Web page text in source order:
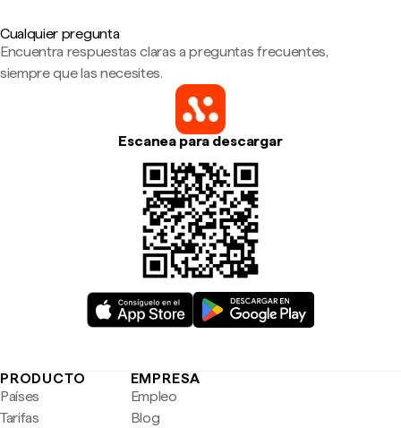
Cualquier pregunta
Encuentra respuestas claras a preguntas frecuentes,
siempre que las necesites.
Escanea para descargar
PRODUCTO
Países
Tarifas
EMPRESA
Empleo
Blog